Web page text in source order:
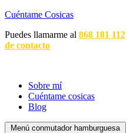
Cuéntame Cosicas
Puedes llamarme al 868 181 112
de contacto
Sobre mí
Cuéntame cosicas
Blog
Menú conmutador hamburguesa